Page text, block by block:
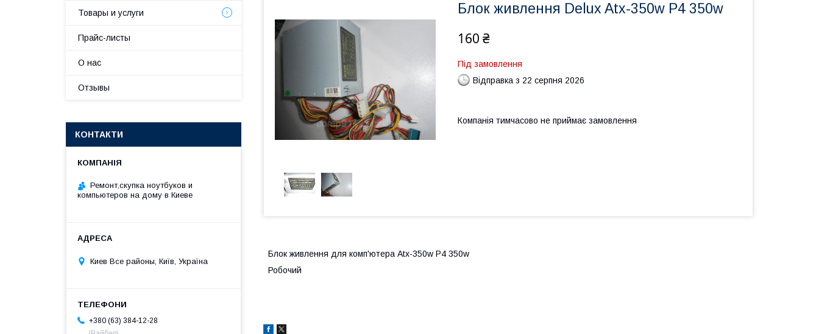
Блок живлення Delux Atx-350w P4 350w
160 ₴
Під замовлення
Відправка з 22 серпня 2026
Компанія тимчасово не приймає замовлення
Блок живлення для комп'ютера Atx-350w P4 350w
Робочий
Товары и услуги
Прайс-листы
О нас
Отзывы
КОНТАКТИ
Ремонт,скупка ноутбуков и
компьютеров на дому в Киеве
Киев Все районы, Київ, Україна
+380 (63) 384-12-28